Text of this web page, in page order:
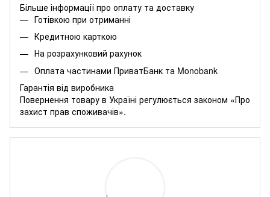
Більше інформації про оплату та доставку
Готівкою при отриманні
Кредитною карткою
На розрахунковий рахунок
Оплата частинами ПриватБанк та Monobank
Гарантія від виробника
Повернення товару в Україні регулюється законом «Про
захист прав споживачів».